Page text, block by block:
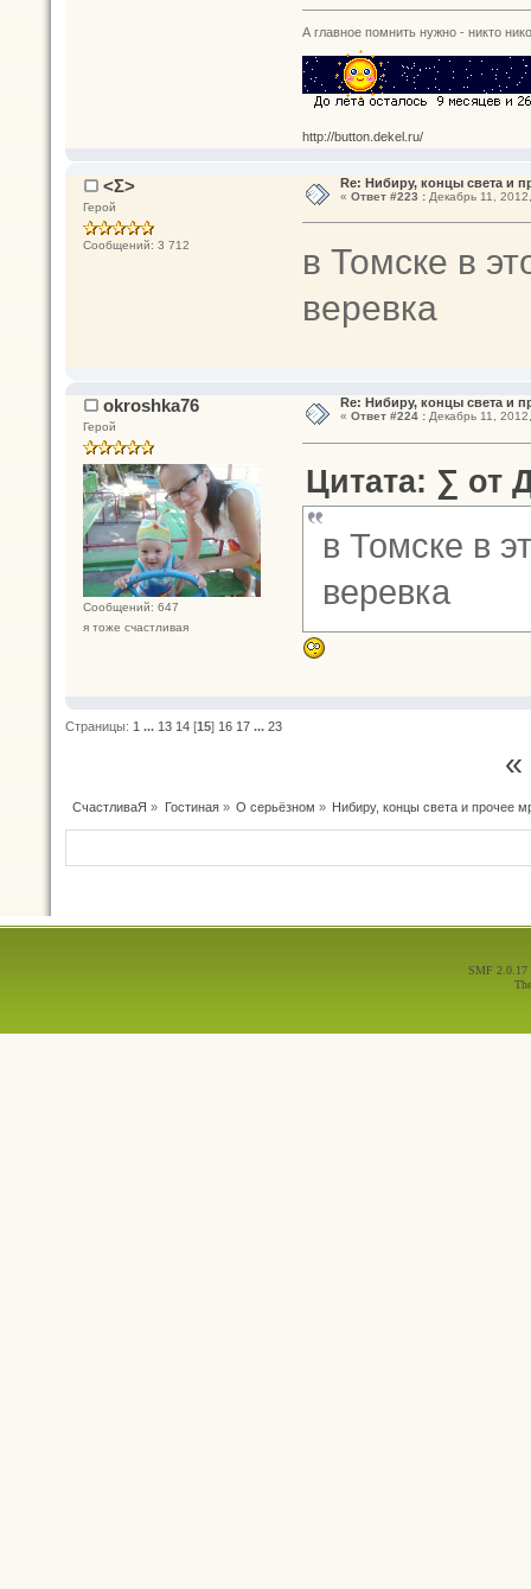
А главное помнить нужно - никто
http://button.dekel.ru/
<Σ>
Герой
Сообщений: 3 712
Re: Нибиру, концы света и
« Ответ #223 :Декабрь 11,
в Томске в
веревка
okroshka76
Герой
Сообщений: 647
я тоже счастливая
Re: Нибиру, концы света и
« Ответ #224 :Декабрь 11,
Цитата: ∑ от
в Томске в
веревка
Страницы: 1 ... 13 14 [15] 16 17 ... 23
СчастливаЯ » Гостиная» О серьёзном » Нибиру, концы света и прочее
SMF 2.0.17